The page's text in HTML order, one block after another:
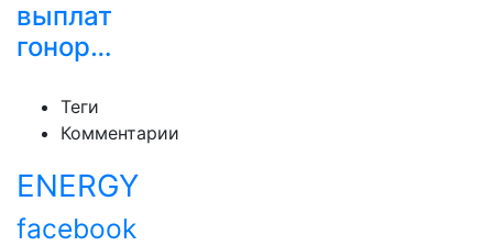
выплат
гонор…
Теги
Комментарии
ENERGY
facebook